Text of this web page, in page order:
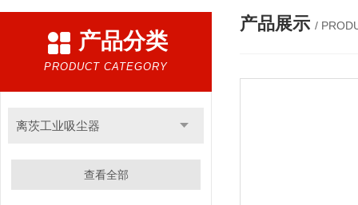
产品分类
PRODUCT CATEGORY
离茨工业吸尘器
查看全部
产品展示 /